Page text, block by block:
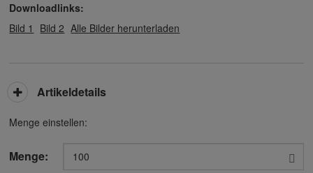
Downloadlinks:
Bild 1
Bild 2 Alle Bilder herunterladen
Menge einstellen:
Menge:
Artikeldetails